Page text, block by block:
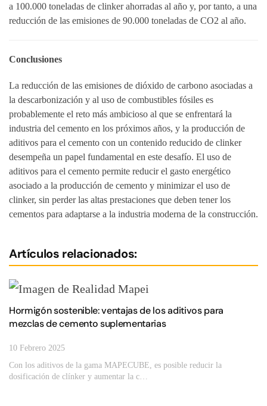
a 100.000 toneladas de clinker ahorradas al año y, por tanto, a una
reducción de las emisiones de 90.000 toneladas de CO2 al año.
Conclusiones
La reducción de las emisiones de dióxido de carbono asociadas a
la descarbonización y al uso de combustibles fósiles es
probablemente el reto más ambicioso al que se enfrentará la
industria del cemento en los próximos años, y la producción de
aditivos para el cemento con un contenido reducido de clinker
desempeña un papel fundamental en este desafío. El uso de
aditivos para el cemento permite reducir el gasto energético
asociado a la producción de cemento y minimizar el uso de
clinker, sin perder las altas prestaciones que deben tener los
cementos para adaptarse a la industria moderna de la construcción.
Artículos relacionados:
Hormigón sostenible: ventajas de los aditivos para
mezclas de cemento suplementarias
10 Febrero 2025
Con los aditivos de la gama MAPECUBE, es posible reducir la
dosificación de clínker y aumentar la c…